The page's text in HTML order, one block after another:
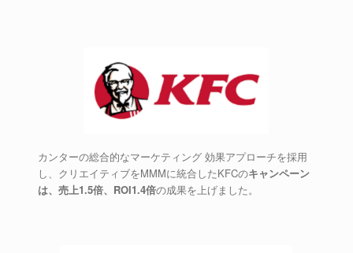
カンターの総合的なマーケティング 効果アプローチを採用
し、クリエイティブをMMMに統合したKFCのキャンペーン
は、売上1.5倍、ROI1.4倍の成果を上げました。